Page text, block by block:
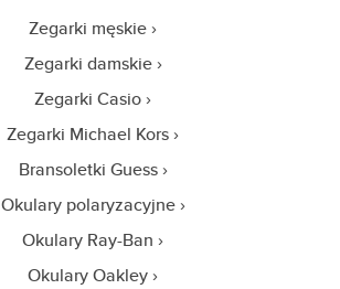
Zegarki męskie
Zegarki damskie
Zegarki Casio
Zegarki Michael Kors
Bransoletki Guess
Okulary polaryzacyjne
Okulary Ray-Ban
Okulary Oakley